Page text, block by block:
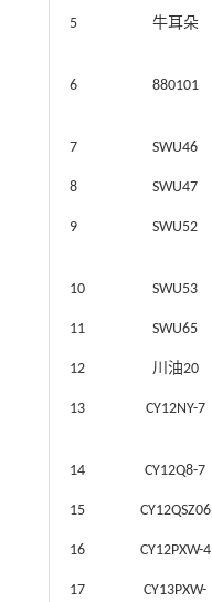
5 牛耳朵
6 880101
7 SWU46
8 SWU47
9 SWU52
10 SWU53
11 SWU65
12 川油20
13 CY12NY-7
14 CY12Q8-7
15 CY12QSZ06
16 CY12PXW-4
17
CY13PXW-